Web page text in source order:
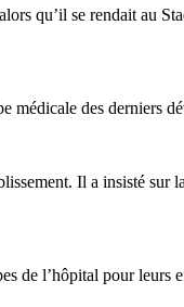
qu’il se rendait au
des derniers
Il a insisté sur
de l’hôpital pour leurs